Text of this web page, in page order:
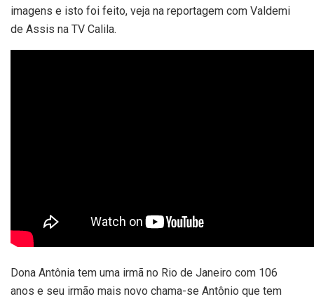
imagens e isto foi feito, veja na reportagem com Valdemi
de Assis na TV Calila.
Dona Antônia tem uma irmã no Rio de Janeiro com 106
anos e seu irmão mais novo chama-se Antônio que tem